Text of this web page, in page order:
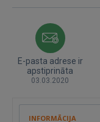
E-pasta adrese ir
apstiprināta
03.03.2020
INFORMĀCIJA